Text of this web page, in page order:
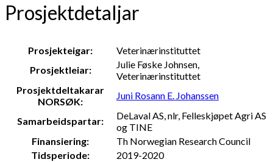
Prosjektdetaljar
Prosjekteigar:
Veterinærinstituttet
Prosjektleiar:
Julie Føske Johnsen,
Veterinærinstituttet
Prosjektdeltakarar
NORSØK:
Juni Rosann E. Johanssen
Samarbeidspartar:
DeLaval AS, nlr, Felleskjøpet Agri AS
og TINE
Finansiering:
Th Norwegian Research Council
Tidsperiode:
2019-2020